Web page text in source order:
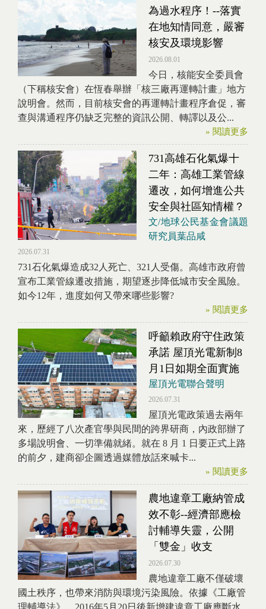
為過水程序！--落實
在地知情同意，嚴審
核安及環境影響
2026.08.01
今日，核能安全委員會
（下稱核安會）在恆春舉辦「核三廠再運轉計畫」地方
說明會。然而，目前核安會的再運轉計畫程序倉促，審
查與溝通程序仍缺乏完整的資訊公開、轉譯以及公...
» 閱讀更多
731高雄石化氣爆十
二年：高雄工業管線
遷改，如何增進公共
安全與社區知情權？
文/地球公民基金會議題
研究員葉品咸
2026.07.31
731石化氣爆造成32人死亡、321人受傷。高雄市政府曾
宣布工業管線遷改措施，期望逐步降低城市安全風險。
如今12年，進度如何又帶來哪些影響?
» 閱讀更多
呼籲賴政府守住政策
承諾 屋頂光電新制8
月1日如期全面實施
屋頂光電聯合聲明
2026.07.31
屋頂光電政策過去兩年
來，歷經了八次產官學與民間的跨界研商，內政部辦了
多場說明會、一切準備就緒。就在 8 月 1 日要正式上路
的前夕，建商卻企圖透過媒體放話來喊卡...
» 閱讀更多
農地違章工廠納管成
效不彰--經濟部應檢
討輔導失靈，公開
「雙金」收支
2026.07.30
農地違章工廠不僅破壞
國土秩序，也帶來消防與環境污染風險。依據《工廠管
理輔導法》，2016年5月20日後新增建違章工廠應斷水